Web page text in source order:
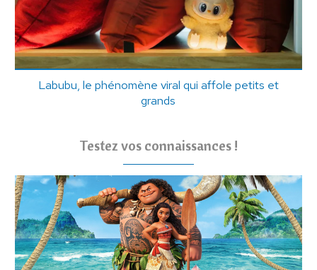
Labubu, le phénomène viral qui affole petits et
grands
Testez vos connaissances !